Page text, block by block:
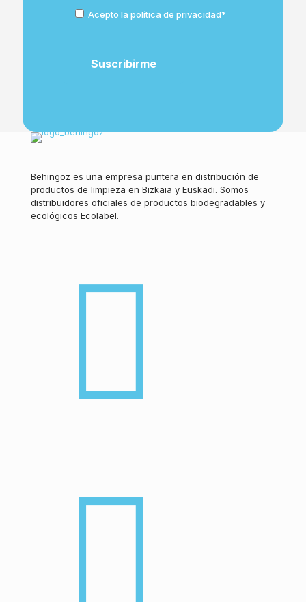
Acepto la política de privacidad*
Behingoz es una empresa puntera en distribución de
productos de limpieza en Bizkaia y Euskadi. Somos
distribuidores oficiales de productos biodegradables y
ecológicos Ecolabel.